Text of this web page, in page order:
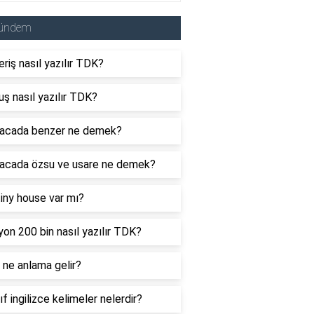
nasıl yazılır TDK?
nasıl yazılır TDK?
benzer ne demek?
özsu ve usare ne demek?
house var mı?
200 bin nasıl yazılır TDK?
anlama gelir?
ingilizce kelimeler nelerdir?